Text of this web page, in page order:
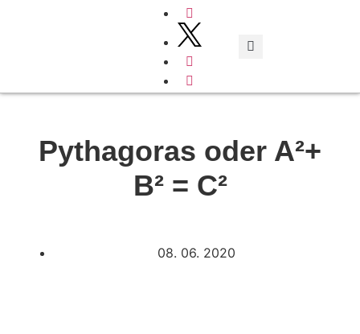
Pythagoras oder A²+
B² = C²
08. 06. 2020